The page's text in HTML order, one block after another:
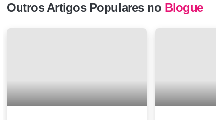
Outros Artigos Populares no Blogue